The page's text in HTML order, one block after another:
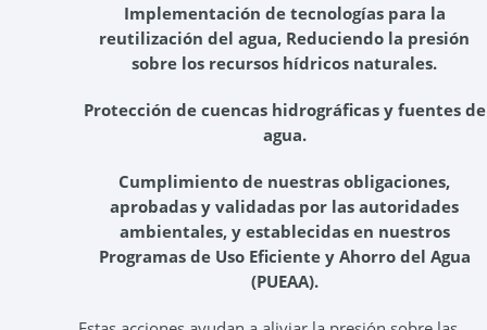
Implementación de tecnologías para la
reutilización del agua, Reduciendo la presión
sobre los recursos hídricos naturales.
Protección de cuencas hidrográficas y fuentes de
agua.
Cumplimiento de nuestras obligaciones,
aprobadas y validadas por las autoridades
ambientales, y establecidas en nuestros
Programas de Uso Eficiente y Ahorro del Agua
(PUEAA).